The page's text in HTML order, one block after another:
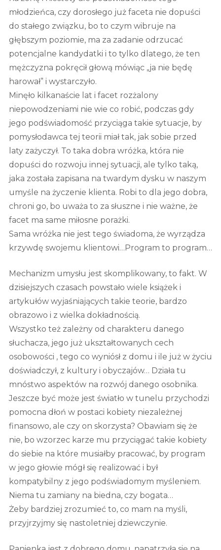
młodzieńca, czy dorosłego już faceta nie dopuści
do stałego związku, bo to czym wibruje na
głębszym poziomie, ma za zadanie odrzucać
potencjalne kandydatki i to tylko dlatego, że ten
mężczyzna pokręcił głową mówiąc „ja nie będę
harował” i wystarczyło.
Minęło kilkanaście lat i facet rozżalony
niepowodzeniami nie wie co robić, podczas gdy
jego podświadomość przyciąga takie sytuacje, by
pomysłodawca tej teorii miał tak, jak sobie przed
laty zażyczył. To taka dobra wróżka, która nie
dopuści do rozwoju innej sytuacji, ale tylko taką,
jaka została zapisana na twardym dysku w naszym
umyśle na życzenie klienta. Robi to dla jego dobra,
chroni go, bo uważa to za słuszne i nie ważne, że
facet ma same miłosne porażki.
Sama wróżka nie jest tego świadoma, że wyrządza
krzywdę swojemu klientowi…Program to program…
Mechanizm umysłu jest skomplikowany, to fakt. W
dzisiejszych czasach powstało wiele książek i
artykułów wyjaśniających takie teorie, bardzo
obrazowo i z wielka dokładnością.
Wszystko też zależny od charakteru danego
słuchacza, jego już ukształtowanych cech
osobowości , tego co wyniósł z domu i ile już w życiu
doświadczył, z kultury i obyczajów… Działa tu
mnóstwo aspektów na rozwój danego osobnika.
Jeszcze być może jest światło w tunelu przychodzi
pomocna dłoń w postaci kobiety niezależnej
finansowo, ale czy on skorzysta? Obawiam się że
nie, bo wzorzec karze mu przyciągać takie kobiety
do siebie na które musiałby pracować, by program
w jego głowie mógł się realizować i był
kompatybilny z jego podświadomym myśleniem.
Niema tu zamiany na biedna, czy bogata…
Żeby bardziej zrozumieć to, co mam na myśli,
przyjrzyjmy się nastoletniej dziewczynie.